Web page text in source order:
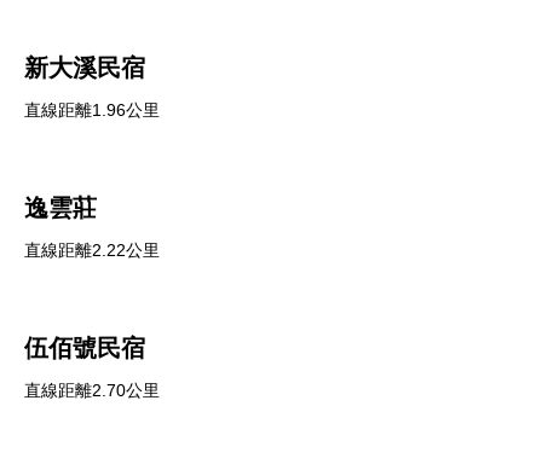
新大溪民宿
直線距離1.96公里
逸雲莊
直線距離2.22公里
伍佰號民宿
直線距離2.70公里